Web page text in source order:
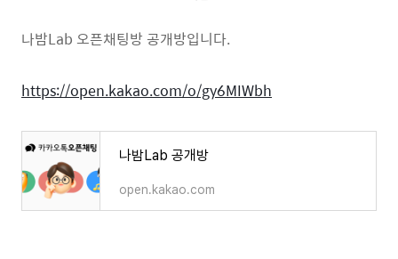
나밤Lab 오픈채팅방 공개방입니다.
https://open.kakao.com/o/gy6MIWbh
나밤Lab 공개방
open.kakao.com